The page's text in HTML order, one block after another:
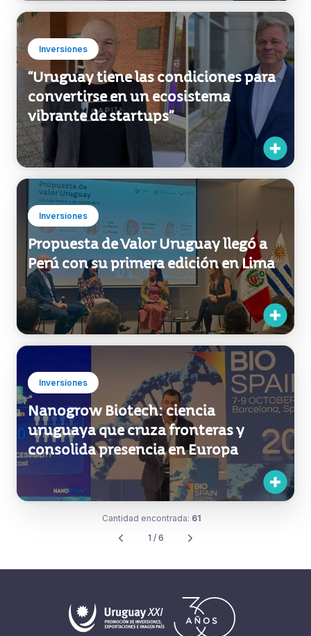
“Uruguay tiene las condiciones para
convertirse en un ecosistema
vibrante de startups”
Propuesta de Valor Uruguay llegó a
Perú con su primera edición en Lima
Nanogrow Biotech: ciencia
uruguaya que cruza fronteras y
consolida presencia en Europa